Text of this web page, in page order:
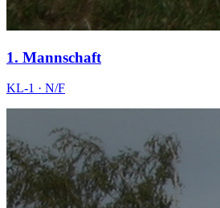
1. Mannschaft
KL-1 · N/F